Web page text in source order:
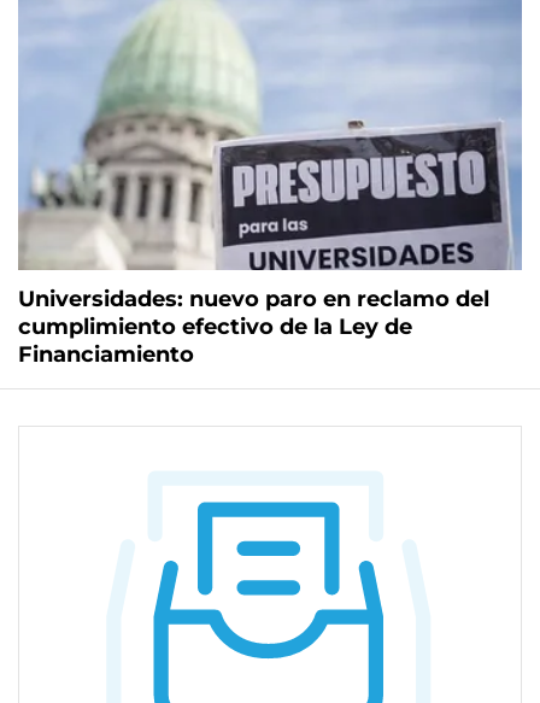
Universidades: nuevo paro en reclamo del
cumplimiento efectivo de la Ley de
Financiamiento